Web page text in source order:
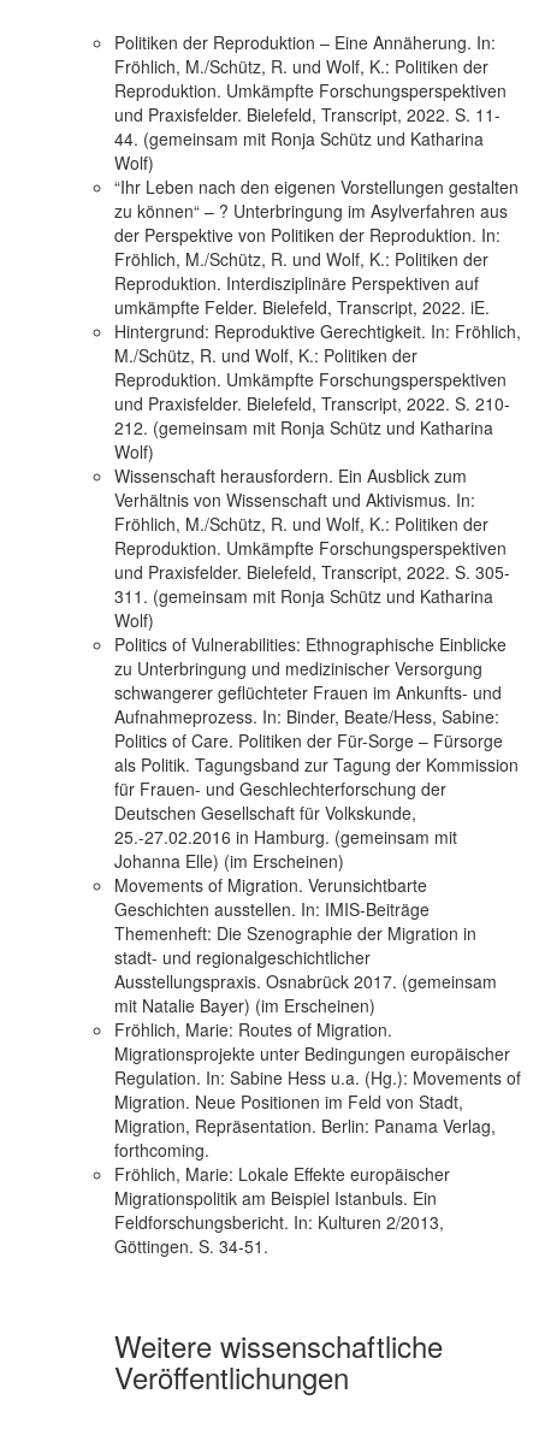
Politiken der Reproduktion – Eine Annäherung. In:
Fröhlich, M./Schütz, R. und Wolf, K.: Politiken der
Reproduktion. Umkämpfte Forschungsperspektiven
und Praxisfelder. Bielefeld, Transcript, 2022. S. 11-
44. (gemeinsam mit Ronja Schütz und Katharina
Wolf)
“Ihr Leben nach den eigenen Vorstellungen gestalten
zu können“ – ? Unterbringung im Asylverfahren aus
der Perspektive von Politiken der Reproduktion. In:
Fröhlich, M./Schütz, R. und Wolf, K.: Politiken der
Reproduktion. Interdisziplinäre Perspektiven auf
umkämpfte Felder. Bielefeld, Transcript, 2022. iE.
Hintergrund: Reproduktive Gerechtigkeit. In: Fröhlich,
M./Schütz, R. und Wolf, K.: Politiken der
Reproduktion. Umkämpfte Forschungsperspektiven
und Praxisfelder. Bielefeld, Transcript, 2022. S. 210-
212. (gemeinsam mit Ronja Schütz und Katharina
Wolf)
Wissenschaft herausfordern. Ein Ausblick zum
Verhältnis von Wissenschaft und Aktivismus. In:
Fröhlich, M./Schütz, R. und Wolf, K.: Politiken der
Reproduktion. Umkämpfte Forschungsperspektiven
und Praxisfelder. Bielefeld, Transcript, 2022. S. 305-
311. (gemeinsam mit Ronja Schütz und Katharina
Wolf)
Politics of Vulnerabilities: Ethnographische Einblicke
zu Unterbringung und medizinischer Versorgung
schwangerer geflüchteter Frauen im Ankunfts- und
Aufnahmeprozess. In: Binder, Beate/Hess, Sabine:
Politics of Care. Politiken der Für-Sorge – Fürsorge
als Politik. Tagungsband zur Tagung der Kommission
für Frauen- und Geschlechterforschung der
Deutschen Gesellschaft für Volkskunde,
25.-27.02.2016 in Hamburg. (gemeinsam mit
Johanna Elle) (im Erscheinen)
Movements of Migration. Verunsichtbarte
Geschichten ausstellen. In: IMIS-Beiträge
Themenheft: Die Szenographie der Migration in
stadt- und regionalgeschichtlicher
Ausstellungspraxis. Osnabrück 2017. (gemeinsam
mit Natalie Bayer) (im Erscheinen)
Fröhlich, Marie: Routes of Migration.
Migrationsprojekte unter Bedingungen europäischer
Regulation. In: Sabine Hess u.a. (Hg.): Movements of
Migration. Neue Positionen im Feld von Stadt,
Migration, Repräsentation. Berlin: Panama Verlag,
forthcoming.
Fröhlich, Marie: Lokale Effekte europäischer
Migrationspolitik am Beispiel Istanbuls. Ein
Feldforschungsbericht. In: Kulturen 2/2013,
Göttingen. S. 34-51.
Weitere wissenschaftliche
Veröffentlichungen